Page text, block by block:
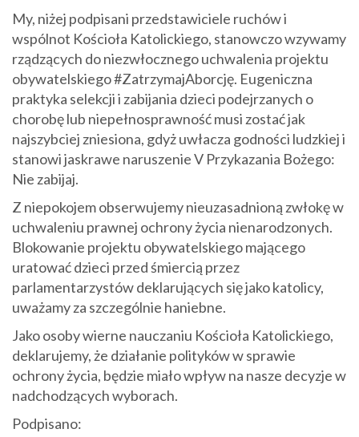
My, niżej podpisani przedstawiciele ruchów i
wspólnot Kościoła Katolickiego, stanowczo wzywamy
rządzących do niezwłocznego uchwalenia projektu
obywatelskiego #ZatrzymajAborcję. Eugeniczna
praktyka selekcji i zabijania dzieci podejrzanych o
chorobę lub niepełnosprawność musi zostać jak
najszybciej zniesiona, gdyż uwłacza godności ludzkiej i
stanowi jaskrawe naruszenie V Przykazania Bożego:
Nie zabijaj.
Z niepokojem obserwujemy nieuzasadnioną zwłokę w
uchwaleniu prawnej ochrony życia nienarodzonych.
Blokowanie projektu obywatelskiego mającego
uratować dzieci przed śmiercią przez
parlamentarzystów deklarujących się jako katolicy,
uważamy za szczególnie haniebne.
Jako osoby wierne nauczaniu Kościoła Katolickiego,
deklarujemy, że działanie polityków w sprawie
ochrony życia, będzie miało wpływ na nasze decyzje w
nadchodzących wyborach.
Podpisano: